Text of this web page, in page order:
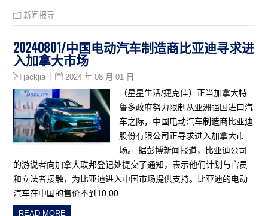
新闻报导
20240801/中国电动汽车制造商比亚迪寻求进
入加拿大市场
jackjia 2024 年 08 月 01 日
（星星生活/捷克佳）正当加拿大特
鲁多政府努力限制从亚洲强国进口汽
车之际，中国电动汽车制造商比亚迪
股份有限公司正寻求进入加拿大市
场。 据彭博新闻报道，比亚迪公司
的游说者向加拿大联邦登记处提交了通知，表示他们计划与官员
和立法者接触，为比亚迪进入中国市场提供支持。比亚迪的电动
汽车在中国的售价不到10,00…
READ MORE